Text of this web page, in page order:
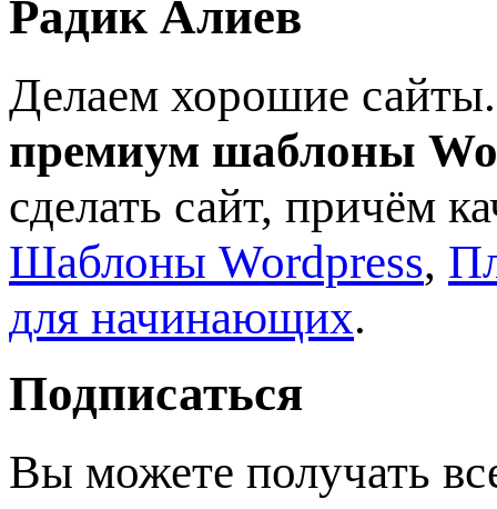
Радик Алиев
Делаем хорошие
премиум шаблоны
сделать сайт, причём
Шаблоны Wordpress,
для начинающих.
Подписаться
Вы можете получать